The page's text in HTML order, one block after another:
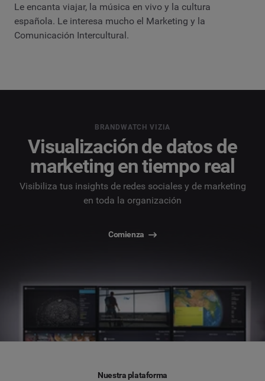
Le encanta viajar, la música en vivo y la cultura
española. Le interesa mucho el Marketing y la
Comunicación Intercultural.
BRANDWATCH VIZIA
Visualización de datos de
marketing en tiempo real
Visibiliza tus insights de redes sociales y de marketing
en toda la organización
Comienza
Nuestra plataforma